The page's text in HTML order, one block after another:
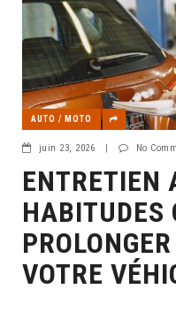
AUTO / MOTO
juin 23, 2026 | No
ENTRETIEN
HABITUDES
VOTRE